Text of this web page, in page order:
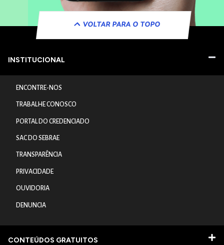
VOLTAR PARA O TOPO
INSTITUCIONAL
ENCONTRE-NOS
TRABALHE CONOSCO
PORTAL DO CREDENCIADO
SAC DO SEBRAE
TRANSPARÊNCIA
PRIVACIDADE
OUVIDORIA
DENUNCIA
CONTEÚDOS GRATUITOS